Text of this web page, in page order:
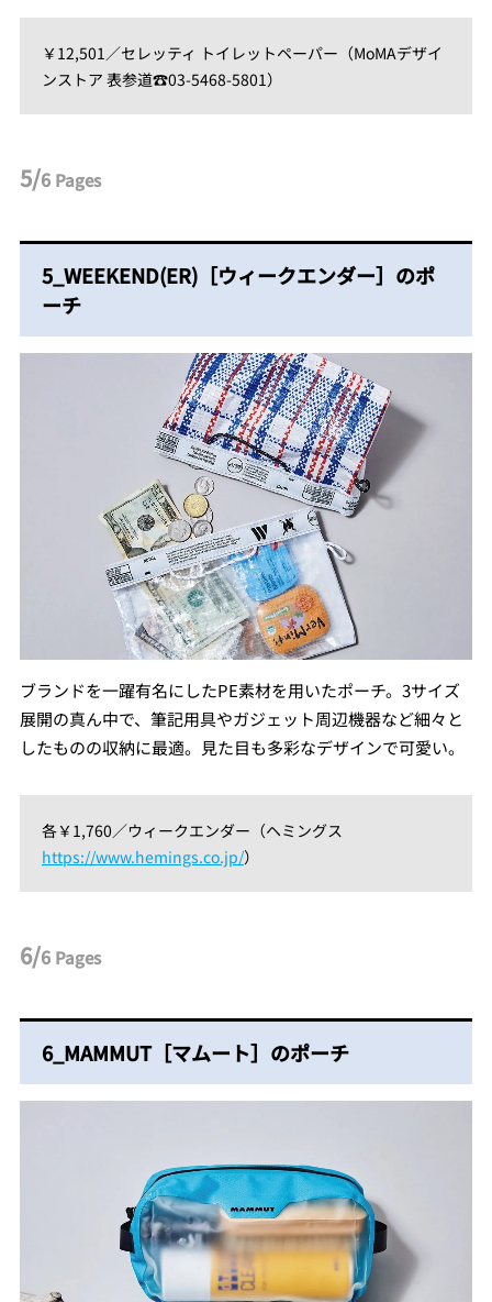
￥12,501／セレッティ トイレットペーパー（MoMAデザイ
ンストア 表参道☎03-5468-5801）
5/6 Pages
5_WEEKEND(ER)［ウィークエンダー］のポ
ーチ
ブランドを一躍有名にしたPE素材を用いたポーチ。3サイズ
展開の真ん中で、筆記用具やガジェット周辺機器など細々と
したものの収納に最適。見た目も多彩なデザインで可愛い。
各￥1,760／ウィークエンダー（ヘミングス
https://www.hemings.co.jp/）
6/6 Pages
6_MAMMUT［マムート］のポーチ